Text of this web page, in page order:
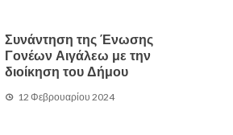
Συνάντηση της Ένωσης
Γονέων Αιγάλεω με την
διοίκηση του Δήμου
12 Φεβρουαρίου 2024